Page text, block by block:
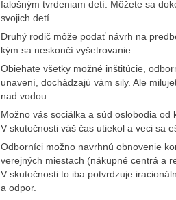
falošným tvrdeniam detí. Môžete sa
svojich detí.
Druhý rodič môže podať návrh na
kým sa neskončí vyšetrovanie.
Obiehate všetky možné inštitúcie,
unavení, dochádzajú vám sily. Ale
nad vodou.
Možno vás sociálka a súd oslobodia
V skutočnosti váš čas utiekol a veci sa
Odborníci možno navrhnú obnovenie
verejných miestach (nákupné centrá a
V skutočnosti to iba potvrdzuje
a odpor.